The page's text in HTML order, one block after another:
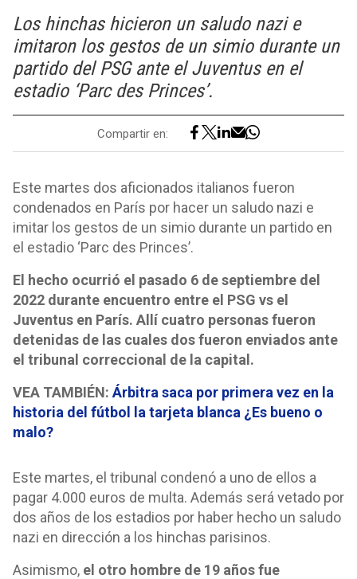
Los hinchas hicieron un saludo nazi e
imitaron los gestos de un simio durante un
partido del PSG ante el Juventus en el
estadio ‘Parc des Princes’.
Compartir en:
Este martes dos aficionados italianos fueron
condenados en París por hacer un saludo nazi e
imitar los gestos de un simio durante un partido en
el estadio ‘Parc des Princes’.
El hecho ocurrió el pasado 6 de septiembre del
2022 durante encuentro entre el PSG vs el
Juventus en París. Allí cuatro personas fueron
detenidas de las cuales dos fueron enviados ante
el tribunal correccional de la capital.
VEA TAMBIÉN: Árbitra saca por primera vez en la
historia del fútbol la tarjeta blanca ¿Es bueno o
malo?
Este martes, el tribunal condenó a uno de ellos a
pagar 4.000 euros de multa. Además será vetado por
dos años de los estadios por haber hecho un saludo
nazi en dirección a los hinchas parisinos.
Asimismo, el otro hombre de 19 años fue